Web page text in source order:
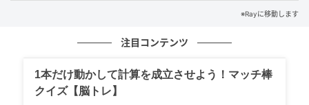
※解答は複数ある場合があります。
※Rayに移動します
注目コンテンツ
1本だけ動かして計算を成立させよう！マッチ棒
クイズ【脳トレ】